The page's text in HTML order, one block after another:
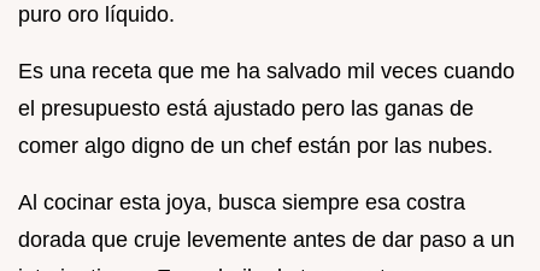
puro oro líquido.
Es una receta que me ha salvado mil veces cuando
el presupuesto está ajustado pero las ganas de
comer algo digno de un chef están por las nubes.
Al cocinar esta joya, busca siempre esa costra
dorada que cruje levemente antes de dar paso a un